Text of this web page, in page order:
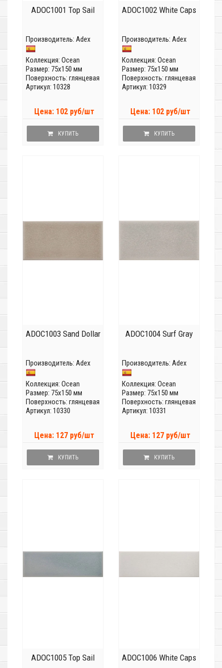
ADOC1001 Top Sail
Производитель: Adex
Коллекция: Ocean
Размер: 75x150 мм
Поверхность: глянцевая
Артикул: 10328
Цена: 102 руб/шт
КУПИТЬ
ADOC1002 White Caps
Производитель: Adex
Коллекция: Ocean
Размер: 75x150 мм
Поверхность: глянцевая
Артикул: 10329
Цена: 102 руб/шт
КУПИТЬ
ADOC1003 Sand Dollar
Производитель: Adex
Коллекция: Ocean
Размер: 75x150 мм
Поверхность: глянцевая
Артикул: 10330
Цена: 127 руб/шт
КУПИТЬ
ADOC1004 Surf Gray
Производитель: Adex
Коллекция: Ocean
Размер: 75x150 мм
Поверхность: глянцевая
Артикул: 10331
Цена: 127 руб/шт
КУПИТЬ
ADOC1005 Top Sail ADOC1006 White Caps